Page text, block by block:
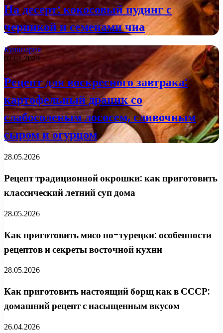
На десерт: кокосовый пудинг с
черникой и семенами чиа
Кулинария
02.01.2023
Рецепт для воскресного завтрака:
картофельный драник со
слабосоленым лососем, сливочным
сыром и огурцом
28.05.2026
Рецепт традиционной окрошки: как приготовить
классический летний суп дома
28.05.2026
Как приготовить мясо по-турецки: особенности
рецептов и секреты восточной кухни
28.05.2026
Как приготовить настоящий борщ как в СССР:
домашний рецепт с насыщенным вкусом
26.04.2026